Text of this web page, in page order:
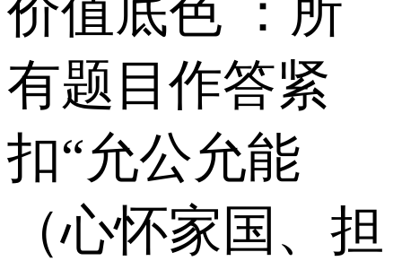
价值底色 ：所
有题目作答紧
扣“允公允能
（心怀家国、担